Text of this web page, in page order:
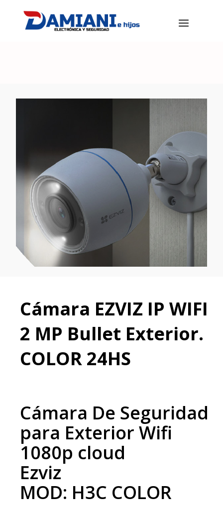
Exterior. COLOR 24HS
Cámara EZVIZ IP WIFI
2 MP Bullet Exterior.
COLOR 24HS
Cámara De Seguridad
para Exterior Wifi
1080p cloud
Ezviz
MOD: H3C COLOR